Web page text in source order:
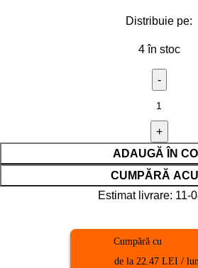
Distribuie pe:
4 în stoc
ADAUGĂ ÎN
CUMPĂRĂ
Estimat livrare: 11-
Cumpără cu
de la 22.47 LEI /